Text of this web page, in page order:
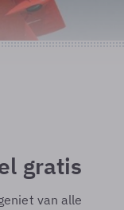
gratis
van alle